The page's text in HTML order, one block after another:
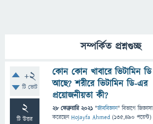
সম্পর্কিত প্রশ্নগুচ্ছ
+2
টি ভোট
2
টি উত্তর
কোন কোন খাবারে ভিটামিন ডি
আছে? শরীরে ভিটামিন ডি-এর
প্রয়োজনীয়তা কী?
28 ফেব্রুয়ারি 2021 "জীববিজ্ঞান" বিভাগে জিজ্ঞাসা
করেছেনHojayfa Ahmed (135,490 পয়েন্ট)